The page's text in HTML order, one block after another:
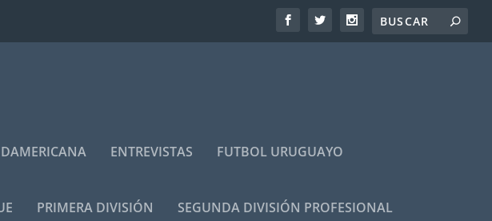
ENTREVISTAS FUTBOL URUGUAYO
PRIMERA DIVISIÓN SEGUNDA DIVISIÓN PROFESIONAL